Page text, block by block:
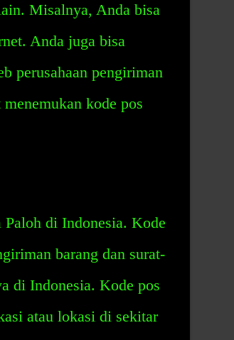
Misalnya, Anda bisa
Anda juga bisa
perusahaan pengiriman
kode pos
di Indonesia. Kode
barang dan surat-
di Indonesia. Kode pos
atau lokasi di sekitar